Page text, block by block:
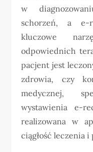
w
schorzeń, a e-
kluczowe
odpowiednich
pacjent jest
zdrowia, czy
medycznej,
wystawienia e-
realizowana w
ciągłość leczenia